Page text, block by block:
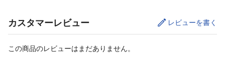
カスタマーレビュー レビューを書く
この商品のレビューはまだありません。